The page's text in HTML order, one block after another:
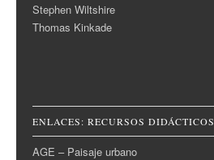
Stephen Wiltshire
Thomas Kinkade
ENLACES: RECURSOS DIDÁCTICOS
AGE – Paisaje urbano